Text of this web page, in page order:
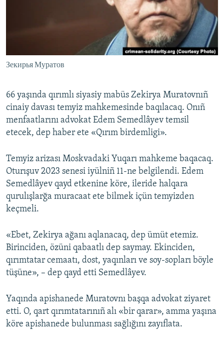
QOŞULIÑIZ!
RFE/RS bütün saytları
Зекирья Муратов
66 yaşında qırımlı siyasiy mabüs Zekirya Muratovnıñ
cinaiy davası temyiz mahkemesinde baqılacaq. Onıñ
menfaatlarını advokat Edem Semedlâyev temsil
etecek, dep haber ete «Qırım birdemligi».
Temyiz arizası Moskvadaki Yuqarı mahkeme baqacaq.
Oturışuv 2023 senesi iyülniñ 11-ne belgilendi. Edem
Semedlâyev qayd etkenine köre, ileride halqara
qurulışlarğa muracaat ete bilmek içün temyizden
keçmeli.
«Ebet, Zekirya ağanı aqlanacaq, dep ümüt etemiz.
Birinciden, özüni qabaatlı dep saymay. Ekinciden,
qırımtatar cemaatı, dost, yaqınları ve soy-sopları böyle
tüşüne», – dep qayd etti Semedlâyev.
Yaqında apishanede Muratovnı başqa advokat ziyaret
etti. O, qart qırımtatarınıñ alı «bir qarar», amma yaşına
köre apishanede bulunması sağlığını zayıflata.